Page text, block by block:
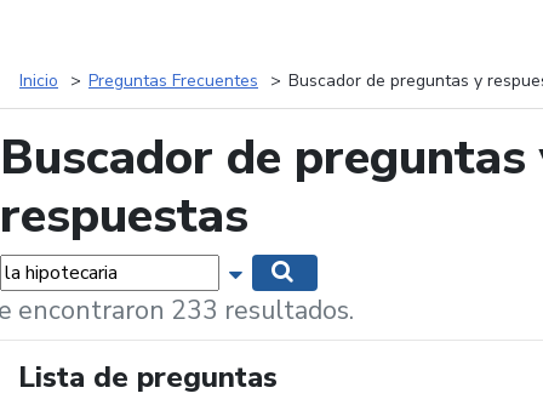
Inicio Preguntas Frecuentes Buscador de preguntas y
Buscador de preguntas
respuestas
Mostrar opciones de búsqueda
encontraron 233 resultados.
Lista de preguntas